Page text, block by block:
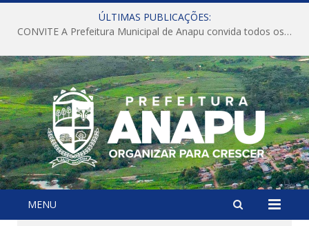
ÚLTIMAS PUBLICAÇÕES:
CONVITE A Prefeitura Municipal de Anapu convida todos os servidores públicos municipais para participarem da Audiência Pública de discussão da Lei de Diretrizes Orçamentárias (LDO), importante instrumento de planejamento das ações e investimentos da Administração Pública para o próximo exercício financeiro.
MENU